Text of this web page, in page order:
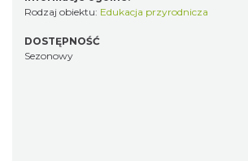
Rodzaj obiektu: Edukacja przyrodnicza
DOSTĘPNOŚĆ
Sezonowy